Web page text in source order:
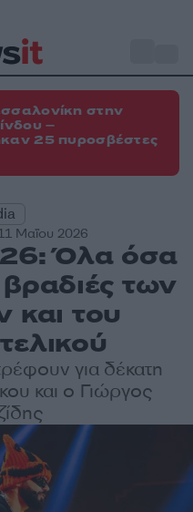
στην
–
25 πυροσβέστες
Μαΐου 2026
Όλα όσα
των
και του
για δέκατη
και ο Γιώργος